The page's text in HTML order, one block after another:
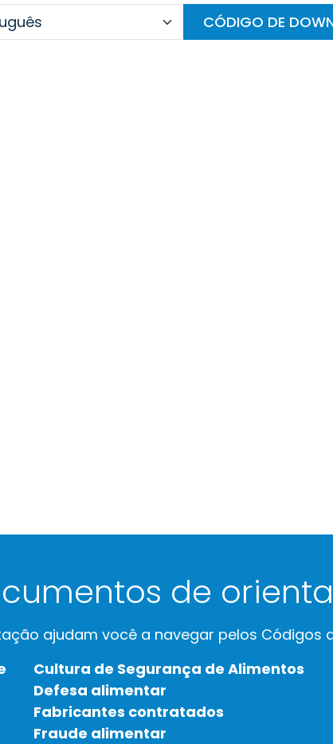
CÓDIGO DE
de
ajudam você a navegar pelos Códigos
Cultura de Segurança de Alimentos
Defesa alimentar
Fabricantes contratados
Fraude alimentar